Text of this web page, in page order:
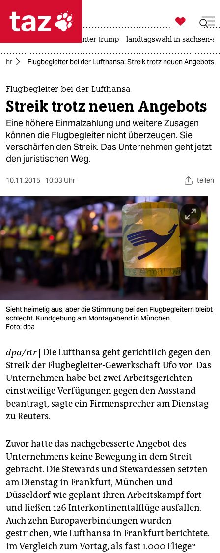
 taz zahl ich
taz zahl ich
themen
politik
öko
gesellschaft
kultur
sport
berlin
nord
wahrheit
verlag
verlag
veranstaltungen
fragen & hilfe
unterstützen
abo
epaper login

taz zahl ich
usa unter trump landtagswahl in sachsen-
Flugbegleiter bei der Lufthansa: Streik trotz neuen Angebots
Flugbegleiter bei der Lufthansa
Streik trotz neuen Angebots
Eine höhere Einmalzahlung und weitere Zusagen
können die Flugbegleiter nicht überzeugen. Sie
verschärfen den Streik. Das Unternehmen geht jetzt
den juristischen Weg.
10.11.2015 10:03 Uhr teilen
Sieht heimelig aus, aber die Stimmung bei den Flugbegleitern bleibt
schlecht. Kundgebung am Montagabend in München.
Foto: dpa
dpa/rtr| Die Lufthansa geht gerichtlich gegen den
Streik der Flugbegleiter-Gewerkschaft Ufo vor. Das
Unternehmen habe bei zwei Arbeitsgerichten
einstweilige Verfügungen gegen den Ausstand
beantragt, sagte ein Firmensprecher am Dienstag
zu Reuters.
Zuvor hatte das nachgebesserte Angebot des
Unternehmens keine Bewegung in dem Streit
gebracht. Die Stewards und Stewardessen setzten
am Dienstag in Frankfurt, München und
Düsseldorf wie geplant ihren Arbeitskampf fort
und ließen 126 Interkontinentalflüge ausfallen.
Auch zehn Europaverbindungen wurden
gestrichen, wie Lufthansa in Frankfurt berichtete.
Im Vergleich zum Vortag, als fast 1.000 Flieger